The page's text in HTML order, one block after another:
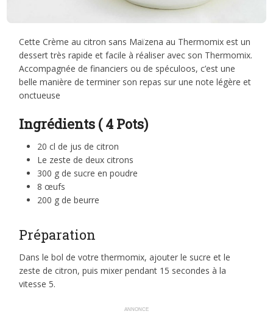
Cette Crème au citron sans Maïzena au Thermomix est un
dessert très rapide et facile à réaliser avec son Thermomix.
Accompagnée de financiers ou de spéculoos, c’est une
belle manière de terminer son repas sur une note légère et
onctueuse
Ingrédients ( 4 Pots)
20 cl de jus de citron
Le zeste de deux citrons
300 g de sucre en poudre
8 œufs
200 g de beurre
Préparation
Dans le bol de votre thermomix, ajouter le sucre et le
zeste de citron, puis mixer pendant 15 secondes à la
vitesse 5.
ANNONCE